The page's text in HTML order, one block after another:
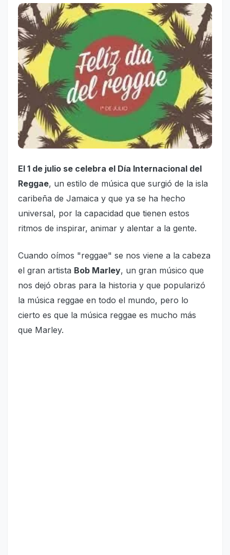
El 1 de julio se celebra el Día Internacional del
Reggae, un estilo de música que surgió de la isla
caribeña de Jamaica y que ya se ha hecho
universal, por la capacidad que tienen estos
ritmos de inspirar, animar y alentar a la gente.
Cuando oímos "reggae" se nos viene a la cabeza
el gran artista Bob Marley, un gran músico que
nos dejó obras para la historia y que popularizó
la música reggae en todo el mundo, pero lo
cierto es que la música reggae es mucho más
que Marley.